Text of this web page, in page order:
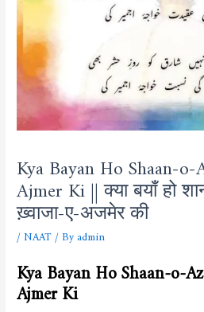
Kya Bayan Ho Shaan-
Ajmer Ki || क्या बयाँ हो
ख़्वाजा-ए-अजमेर की
/NAAT/ Byadmin
Kya Bayan Ho Shaan-o-
Ajmer Ki